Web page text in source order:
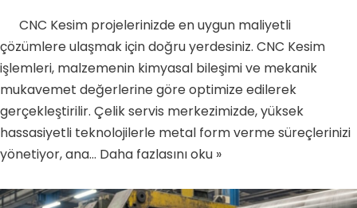
CNC Kesim projelerinizde en uygun maliyetli
çözümlere ulaşmak için doğru yerdesiniz. CNC Kesim
işlemleri, malzemenin kimyasal bileşimi ve mekanik
mukavemet değerlerine göre optimize edilerek
gerçekleştirilir. Çelik servis merkezimizde, yüksek
hassasiyetli teknolojilerle metal form verme süreçlerinizi
yönetiyor, ana… Daha fazlasını oku »